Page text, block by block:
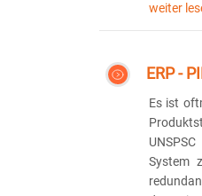
weiter
ERP -
Es ist
System